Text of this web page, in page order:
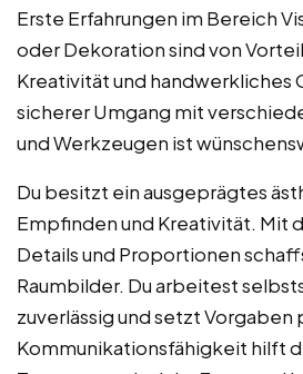
Erste Erfahrungen im Bereich
oder Dekoration sind von
Kreativität und handwerkliches
sicherer Umgang mit
und Werkzeugen ist
Du besitzt ein ausgeprägtes
Empfinden und Kreativität. Mit
Details und Proportionen
Raumbilder. Du arbeitest
zuverlässig und setzt Vorgaben
Kommunikationsfähigkeit hilft